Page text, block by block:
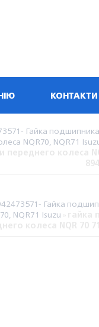
КОНТАКТИ
Гайка
NQR70, NQR71
Гайка
NQR71 Isuzu